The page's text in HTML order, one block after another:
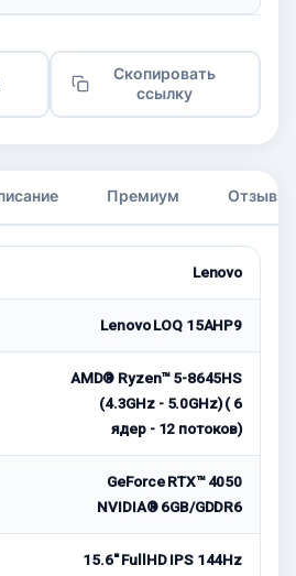
Скопировать
ссылку
Премиум Отзывы
Lenovo
Lenovo LOQ 15AHP9
AMD® Ryzen™ 5-8645HS
(4.3GHz - 5.0GHz) ( 6
ядер - 12 потоков)
GeForce RTX™ 4050
NVIDIA® 6GB/GDDR6
15.6'' FullHD IPS 144Hz